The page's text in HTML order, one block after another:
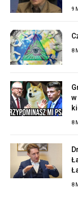
9
8
8
8